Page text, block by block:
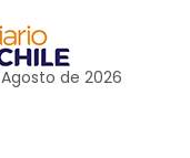
Agosto de 2026